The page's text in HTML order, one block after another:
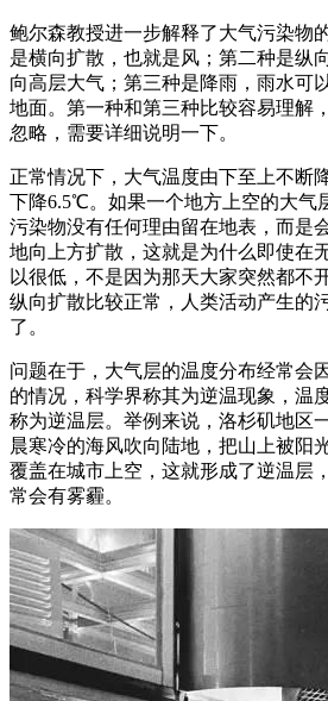
鲍尔森教授进一步解释了大气污染物
是横向扩散，也就是风；第二种是纵
向高层大气；第三种是降雨，雨水可
地面。第一种和第三种比较容易理解
忽略，需要详细说明一下。
正常情况下，大气温度由下至上不断
下降6.5℃。如果一个地方上空的大气
污染物没有任何理由留在地表，而是
地向上方扩散，这就是为什么即使在
以很低，不是因为那天大家突然都不
纵向扩散比较正常，人类活动产生的
了。
问题在于，大气层的温度分布经常会
的情况，科学界称其为逆温现象，温
称为逆温层。举例来说，洛杉矶地区
晨寒冷的海风吹向陆地，把山上被阳
覆盖在城市上空，这就形成了逆温层
常会有雾霾。